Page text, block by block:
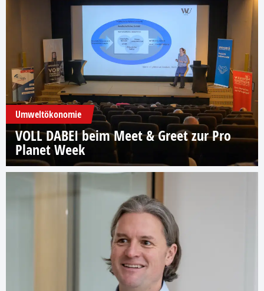
Umweltökonomie
VOLL DABEI beim Meet & Greet zur Pro
Planet Week